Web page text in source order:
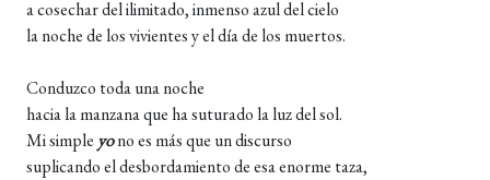
a cosechar del ilimitado, inmenso azul del cielo
la noche de los vivientes y el día de los muertos.
Conduzco toda una noche
hacia la manzana que ha suturado la luz del sol.
Mi simple yono es más que un discurso
suplicando el desbordamiento de esa enorme taza,